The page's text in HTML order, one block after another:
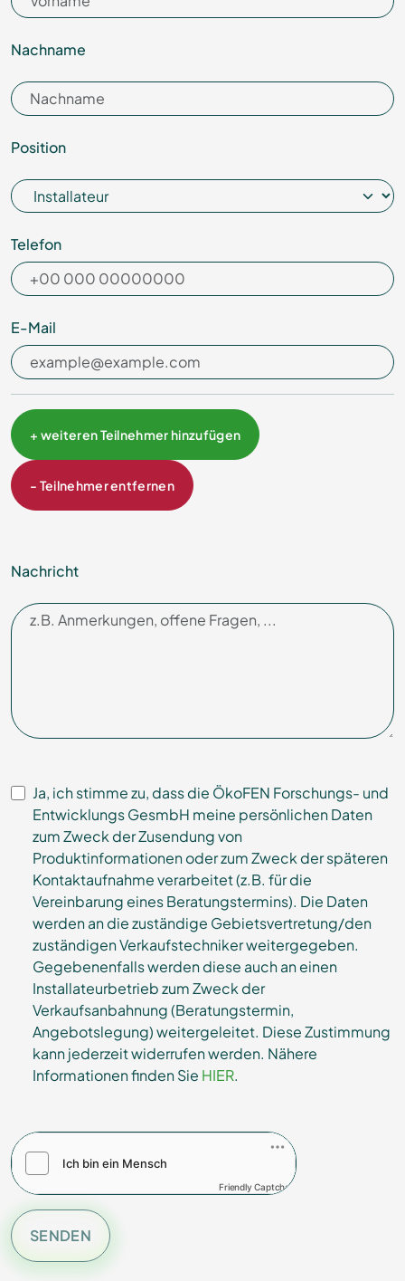
Nachname
Position
Telefon
E-Mail
+ weiteren Teilnehmer hinzufügen
- Teilnehmer entfernen
Nachricht
Ja, ich stimme zu, dass die ÖkoFEN Forschungs- und
Entwicklungs GesmbH meine persönlichen Daten
zum Zweck der Zusendung von
Produktinformationen oder zum Zweck der späteren
Kontaktaufnahme verarbeitet (z.B. für die
Vereinbarung eines Beratungstermins). Die Daten
werden an die zuständige Gebietsvertretung/den
zuständigen Verkaufstechniker weitergegeben.
Gegebenenfalls werden diese auch an einen
Installateurbetrieb zum Zweck der
Verkaufsanbahnung (Beratungstermin,
Angebotslegung) weitergeleitet. Diese Zustimmung
kann jederzeit widerrufen werden. Nähere
Informationen finden Sie HIER.
Friendly Captcha
SENDEN